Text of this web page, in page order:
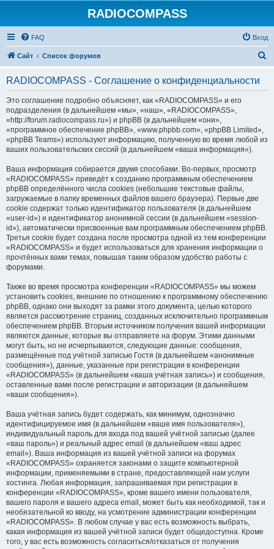
RADIOCOMPASS
FAQ Вход
Сайт Список форумов
RADIOCOMPASS - Соглашение о конфиденциальности
Это соглашение подробно объясняет, как «RADIOCOMPASS» и его
подразделения (в дальнейшем «мы», «наш», «RADIOCOMPASS»,
«http://forum.radiocompass.ru») и phpBB (в дальнейшем «они»,
«программное обеспечение phpBB», «www.phpbb.com», «phpBB Limited»,
«phpBB Teams») используют информацию, полученную во время любой из
ваших пользовательских сессий (в дальнейшем «ваша информация»).
Ваша информация собирается двумя способами. Во-первых, просмотр
«RADIOCOMPASS» приведёт к созданию программным обеспечением
phpBB определённого числа cookies (небольшие текстовые файлы,
загружаемые в папку временных файлов вашего браузера). Первые две
cookie содержат только идентификатор пользователя (в дальнейшем
«user-id») и идентификатор анонимной сессии (в дальнейшем «session-
id»), автоматически присвоенные вам программным обеспечением phpBB.
Третья cookie будет создана после просмотра одной из тем конференции
«RADIOCOMPASS» и будет использоваться для хранения информации о
прочтённых вами темах, повышая таким образом удобство работы с
форумами.
Также во время просмотра конференции «RADIOCOMPASS» мы можем
установить cookies, внешние по отношению к программному обеспечению
phpBB, однако они выходят за рамки этого документа, целью которого
является рассмотрение страниц, созданных исключительно программным
обеспечением phpBB. Вторым источником получения вашей информации
являются данные, которые вы отправляете на форум. Этими данными
могут быть, но не исчерпываются, следующие данные: сообщения,
размещённые под учётной записью Гостя (в дальнейшем «анонимные
сообщения»), данные, указанные при регистрации в конференции
«RADIOCOMPASS» (в дальнейшем «ваша учётная запись») и сообщения,
оставленные вами после регистрации и авторизации (в дальнейшем
«ваши сообщения»).
Ваша учётная запись будет содержать, как минимум, однозначно
идентифицируемое имя (в дальнейшем «ваше имя пользователя»),
индивидуальный пароль для входа под вашей учётной записью (далее
«ваш пароль») и реальный адрес email (в дальнейшем «ваш адрес
email»). Ваша информация из вашей учётной записи на форумах
«RADIOCOMPASS» охраняется законами о защите компьютерной
информации, применяемыми в стране, предоставляющей нам услуги
хостинга. Любая информация, запрашиваемая при регистрации в
конференции «RADIOCOMPASS», кроме вашего имени пользователя,
вашего пароля и вашего адреса email, может быть как необходимой, так и
необязательной ко вводу, на усмотрение администрации конференции
«RADIOCOMPASS». В любом случае у вас есть возможность выбрать,
какая информация из вашей учётной записи будет общедоступна. Кроме
того, у вас есть возможность согласиться/отказаться от получения